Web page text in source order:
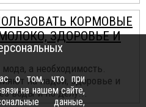
КОРМОВЫЕ
ЗДОРОВЬЕ И
а необходимость.
на надои, здоровье и
воды и по делу...
о том, что при
на нашем сайте,
данные,